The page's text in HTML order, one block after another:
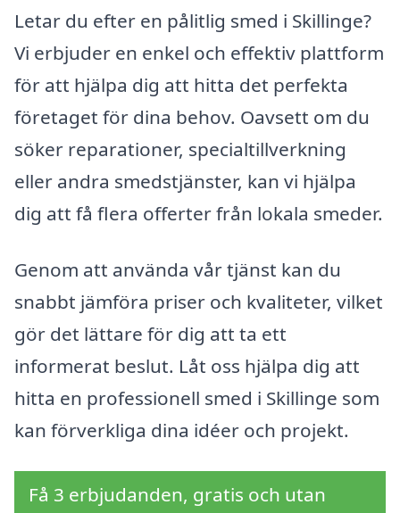
Letar du efter en pålitlig smed i Skillinge?
Vi erbjuder en enkel och effektiv plattform
för att hjälpa dig att hitta det perfekta
företaget för dina behov. Oavsett om du
söker reparationer, specialtillverkning
eller andra smedstjänster, kan vi hjälpa
dig att få flera offerter från lokala smeder.
Genom att använda vår tjänst kan du
snabbt jämföra priser och kvaliteter, vilket
gör det lättare för dig att ta ett
informerat beslut. Låt oss hjälpa dig att
hitta en professionell smed i Skillinge som
kan förverkliga dina idéer och projekt.
Få 3 erbjudanden, gratis och utan